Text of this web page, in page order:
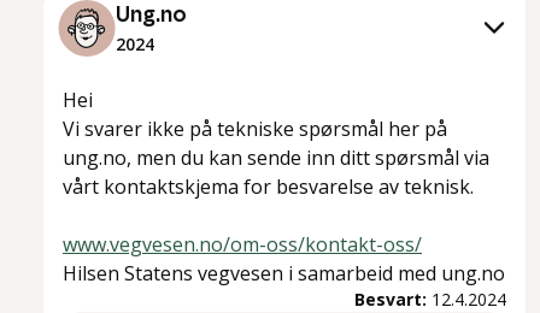
Ung.no
2024
Hei
Vi svarer ikke på tekniske spørsmål her på
ung.no, men du kan sende inn ditt spørsmål via
vårt kontaktskjema for besvarelse av teknisk.
www.vegvesen.no/om-oss/kontakt-oss/
Hilsen Statens vegvesen i samarbeid med ung.no
Besvart: 12.4.2024